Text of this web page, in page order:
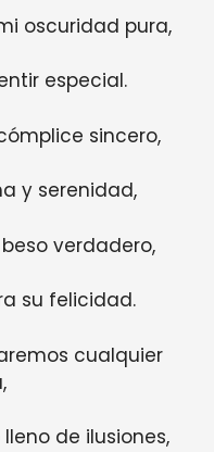
oscuridad pura,
especial.
sincero,
y serenidad,
verdadero,
su felicidad.
cualquier
de ilusiones,